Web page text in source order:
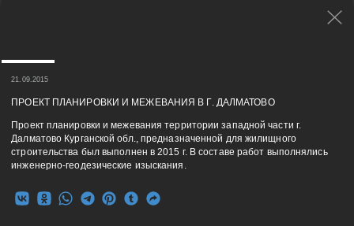
21.09.2015
ПРОЕКТ ПЛАНИРОВКИ И МЕЖЕВАНИЯ В Г. ДАЛМАТОВО
Проект планировки и межевания территории западной части г.
Далматово Курганской обл., предназначенной для жилищного
строительства был выполнен в 2015 г. В составе работ выполнялись
инженерно-геодезические изыскания.